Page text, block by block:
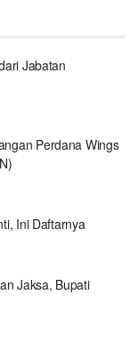
Jabatan
Perdana Wings
Ini Daftarnya
Jaksa, Bupati